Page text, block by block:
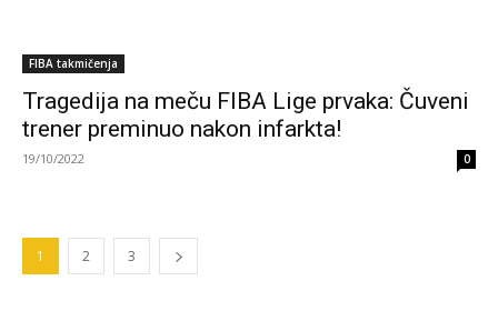
FIBA takmičenja
Tragedija na meču FIBA Lige prvaka: Čuveni
trener preminuo nakon infarkta!
19/10/2022 0
1 2 3